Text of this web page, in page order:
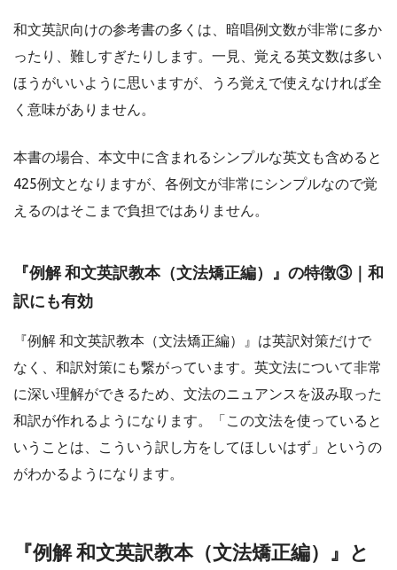
和文英訳向けの参考書の多くは、暗唱例文数が非常に多か
ったり、難しすぎたりします。一見、覚える英文数は多い
ほうがいいように思いますが、うろ覚えで使えなければ全
く意味がありません。
本書の場合、本文中に含まれるシンプルな英文も含めると
425例文となりますが、各例文が非常にシンプルなので覚
えるのはそこまで負担ではありません。
『例解 和文英訳教本（文法矯正編）』の特徴③｜和
訳にも有効
『例解 和文英訳教本（文法矯正編）』は英訳対策だけで
なく、和訳対策にも繋がっています。英文法について非常
に深い理解ができるため、文法のニュアンスを汲み取った
和訳が作れるようになります。「この文法を使っていると
いうことは、こういう訳し方をしてほしいはず」というの
がわかるようになります。
『例解 和文英訳教本（文法矯正編）』と